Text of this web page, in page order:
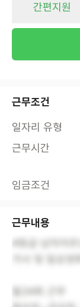
간편지원
근무조건
일자리 유형
근무시간
임금조건
근무내용